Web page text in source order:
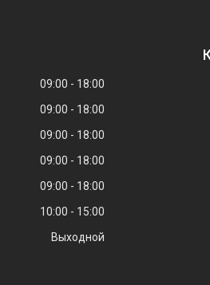
09:00
18:00
09:00
18:00
09:00
18:00
09:00
18:00
09:00
18:00
10:00
15:00
Выходной